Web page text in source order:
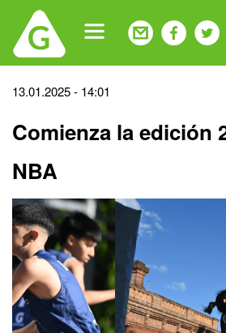
navigation
Back
top
13.01.2025 - 14:01
Comienza la edición
NBA